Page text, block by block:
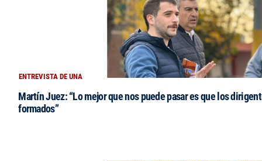
ENTREVISTA DE UNA
Martín Juez: “Lo mejor que nos puede pasar es que los
formados”